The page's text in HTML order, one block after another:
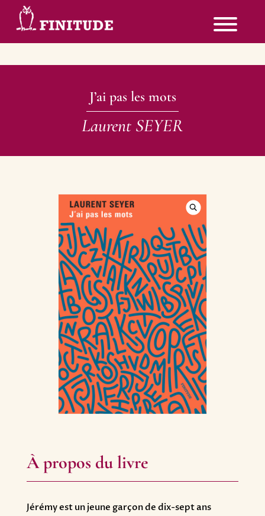
J’ai pas les mots
Laurent SEYER
À propos du livre
Jérémy est un jeune garçon de dix-sept ans